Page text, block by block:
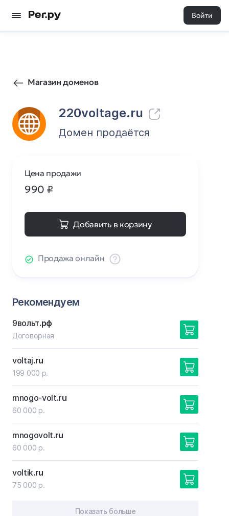
Войти
Магазин доменов
220voltage.ru
45 0
Домен продаётся
Цена продажи
990 ₽
Добавить в корзину
Продажа онлайн
Рекомендуем
9вольт.рф
Договорная
voltaj.ru
199 000 р.
mnogo-volt.ru
60 000 р.
mnogovolt.ru
60 000 р.
voltik.ru
75 000 р.
Показать больше